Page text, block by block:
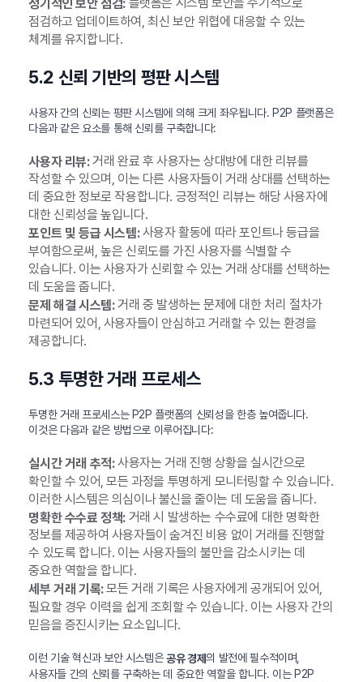
정기적인 보안 점검:
점검하고 업데이트하여, 최신 보안 위협에 대응할 수 있는
체계를 유지합니다.
5.2 신뢰 기반의 평판 시스템
사용자 간의 신뢰는 평판 시스템에 의해 크게 좌우됩니다. P2P 플랫폼은
다음과 같은 요소를 통해 신뢰를 구축합니다:
사용자 리뷰:거래 완료 후 사용자는 상대방에 대한 리뷰를
작성할 수 있으며, 이는 다른 사용자들이 거래 상대를 선택하는
데 중요한 정보로 작용합니다. 긍정적인 리뷰는 해당 사용자에
대한 신뢰성을 높입니다.
포인트 및 등급 시스템:사용자 활동에 따라 포인트나 등급을
부여함으로써, 높은 신뢰도를 가진 사용자를 식별할 수
있습니다. 이는 사용자가 신뢰할 수 있는 거래 상대를 선택하는
데 도움을 줍니다.
문제 해결 시스템:거래 중 발생하는 문제에 대한 처리 절차가
마련되어 있어, 사용자들이 안심하고 거래할 수 있는 환경을
제공합니다.
5.3 투명한 거래 프로세스
투명한 거래 프로세스는 P2P 플랫폼의 신뢰성을 한층 높여줍니다.
이것은 다음과 같은 방법으로 이루어집니다:
실시간 거래 추적:사용자는 거래 진행 상황을 실시간으로
확인할 수 있어, 모든 과정을 투명하게 모니터링할 수 있습니다.
이러한 시스템은 의심이나 불신을 줄이는 데 도움을 줍니다.
명확한 수수료 정책:거래 시 발생하는 수수료에 대한 명확한
정보를 제공하여 사용자들이 숨겨진 비용 없이 거래를 진행할
수 있도록 합니다. 이는 사용자들의 불만을 감소시키는 데
중요한 역할을 합니다.
세부 거래 기록:모든 거래 기록은 사용자에게 공개되어 있어,
필요할 경우 이력을 쉽게 조회할 수 있습니다. 이는 사용자 간의
믿음을 증진시키는 요소입니다.
이런 기술 혁신과 보안 시스템은공유 경제의 발전에 필수적이며,
사용자들 간의 신뢰를 구축하는 데 중요한 역할을 합니다. 이는 P2P